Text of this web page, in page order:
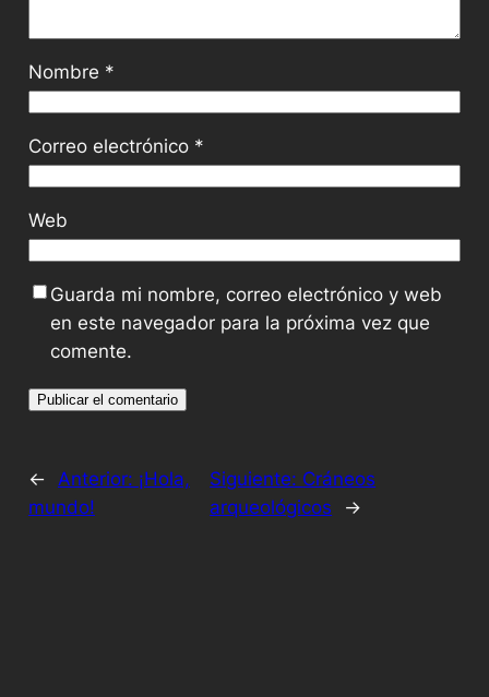
Nombre *
Correo electrónico *
Web
Guarda mi nombre, correo electrónico y web
en este navegador para la próxima vez que
comente.
← Anterior: ¡Hola,
mundo!
Siguiente: Cráneos
arqueológicos
→